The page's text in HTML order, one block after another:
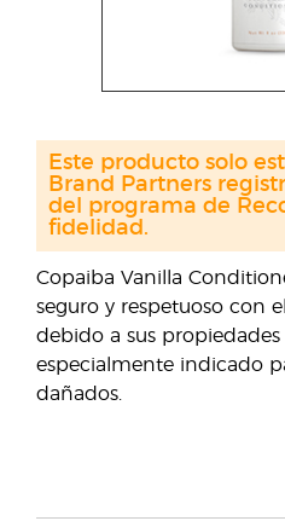
Copaiba Vanilla
seguro y respetuoso con
debido a sus
especialmente indicado
dañados.
Este producto solo
Brand Partners
del programa de
fidelidad.